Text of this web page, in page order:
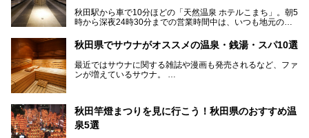
ハタハタ・しょっつる（魚醤）といった独特の食材も豊富で
す。
げ」など、全国的に有名な催しも多い秋田県。観光旅行にも
役立つ、県内のおすすめスーパー銭湯＆立ち寄り湯情報をご
紹介します。
秋田駅から車で10分ほどの「天然温泉 ホテルこまち」。朝5
時から深夜24時30分までの営業時間中は、いつも地元の人
岩盤浴入り放題なのに1泊3,500円からと破格の安さ！
観光にも便利な「天然温泉 ホテルこまち」の魅力をたっぷ
りお届けします。
秋田県でサウナがオススメの温泉・銭湯・スパ10選
最近ではサウナに関する雑誌や漫画も発売されるなど、ファ
ンが増えているサウナ。
こだわりを持つ施設も増えています。
今回はそんな今話題のサウナが楽しめる、秋田県内にあるオ
秋田竿燈まつりを見に行こう！秋田県のおすすめ温
泉5選